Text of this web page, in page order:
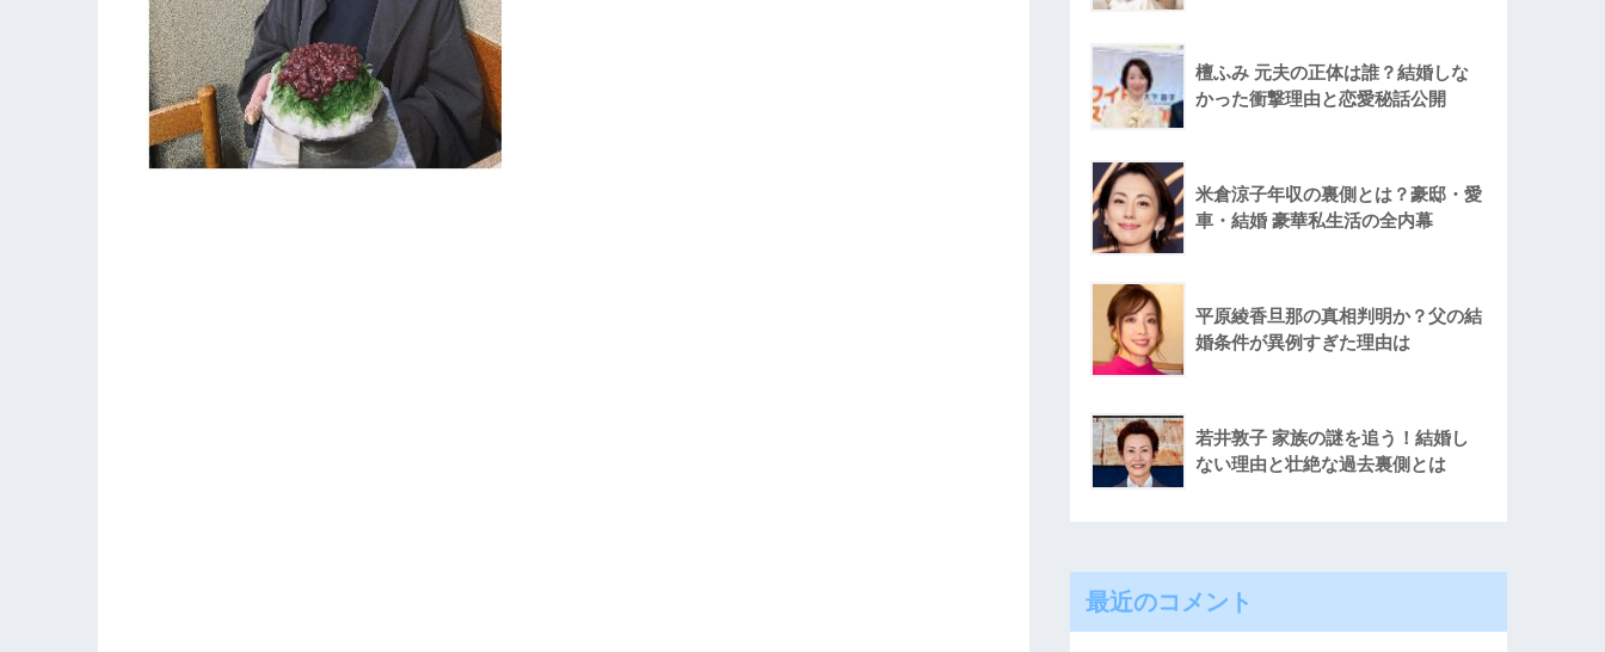
檀ふみ 元夫の正体は誰？結婚しな
かった衝撃理由と恋愛秘話公開
米倉涼子年収の裏側とは？豪邸・愛
車・結婚 豪華私生活の全内幕
平原綾香旦那の真相判明か？父の結
婚条件が異例すぎた理由は
若井敦子 家族の謎を追う！結婚し
ない理由と壮絶な過去裏側とは
最近のコメント